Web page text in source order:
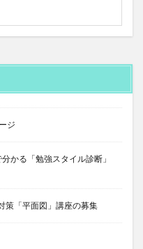
ジ
かる「勉強スタイル診断」
策「平面図」講座の募集